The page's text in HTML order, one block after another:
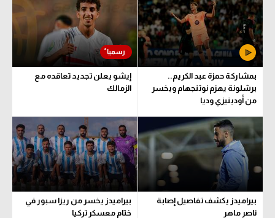
الوطن العربي
في المونديال
رياضة نسائية
آسيا
أمريكا
ركن الألعاب
أقسام خاصة
Gamers
ميركاتو
بمشاركة حمزة عبد الكريم..
برشلونة يهزم نوتنجهام ويخسر
من أودينيزي وديا
إيشو يعلن تجديد تعاقده مع
الزمالك
بيراميدز يكشف تفاصيل إصابة
ناصر ماهر
بيراميدز يخسر من ريزا سبور في
ختام معسكر تركيا